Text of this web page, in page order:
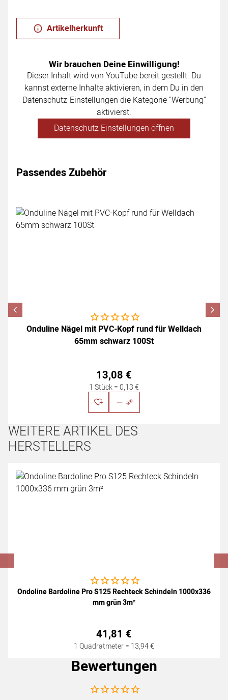
Artikelherkunft
Wir brauchen Deine Einwilligung!
Dieser Inhalt wird von YouTube bereit gestellt. Du
kannst externe Inhalte aktivieren, in dem Du in den
Datenschutz-Einstellungen die Kategorie "Werbung"
aktivierst.
Datenschutz Einstellungen öffnen
Passendes Zubehör
Zubehör überspringen
Noch keine Bewertungen abgegeben
Onduline Nägel mit PVC-Kopf rund für Welldach
65mm schwarz 100St
13,08 €
1 Stück =0,13€
WEITERE ARTIKEL DES
HERSTELLERS
Artikel überspringen
Noch keine Bewertungen abgegeben
Ondoline Bardoline Pro S125 Rechteck Schindeln 1000x336
mm grün 3m²
41,81 €
1 Quadratmeter = 13,94€
Bewertungen
Noch keine Bewertungen abgegeben